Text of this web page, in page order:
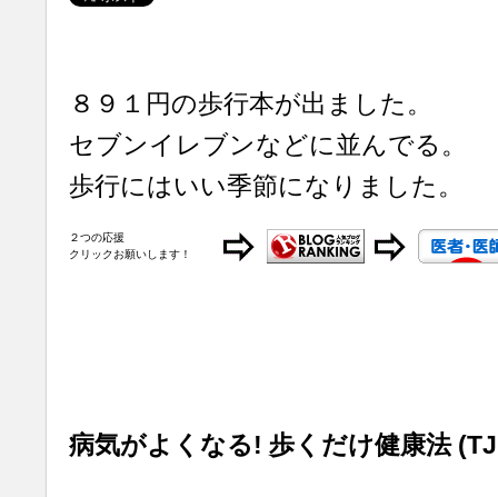
８９１円の歩行本が出ました。
セブンイレブンなどに並んでる。
歩行にはいい季節になりました。
２つの応援
クリックお願いします！
病気がよくなる! 歩くだけ健康法